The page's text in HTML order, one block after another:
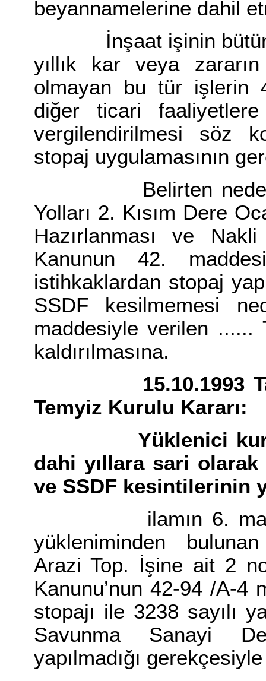
beyannamelerine dahil
İnşaat işinin bütün
yıllık kar veya
olmayan bu tür işlerin
diğer ticari
vergilendirilmesi söz
stopaj uygulamasının
Belirten
Yolları 2. Kısım Dere
Hazırlanması ve
Kanunun 42. maddesi
istihkaklardan stopaj
SSDF kesilmemesi
maddesiyle verilen ......
kaldırılmasına.
15.10.1993 Tarih
Temyiz Kurulu Kararı:
Yüklenici
dahi yıllara sari
ve SSDF kesintilerinin
ilamın 6.
yükleniminden
Arazi Top. İşine ait 2
Kanunu’nun 42-94 /A-4
stopajı ile 3238 sayılı
Savunma Sanayi
yapılmadığı